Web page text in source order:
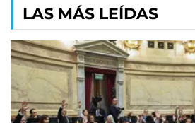
LAS MÁS LEÍDAS